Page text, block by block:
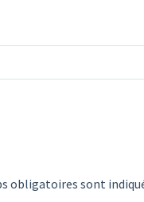
obligatoires sont